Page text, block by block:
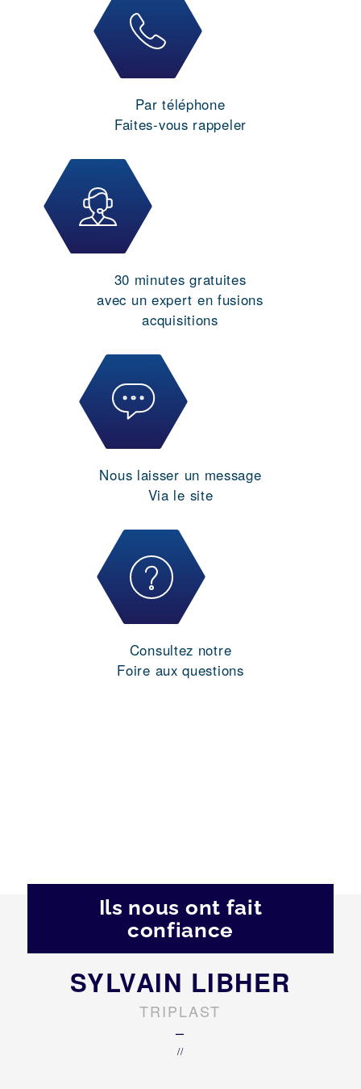
Par téléphone
Faites-vous rappeler
30 minutes gratuites
avec un expert en fusions
acquisitions
Nous laisser un message
Via le site
Consultez notre
Foire aux questions
Ils nous ont fait
confiance
SYLVAIN LIBHER
TRIPLAST
–
//